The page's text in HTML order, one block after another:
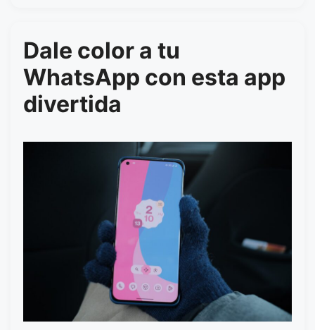
Dale color a tu
WhatsApp con esta app
divertida